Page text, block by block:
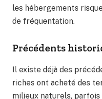
les hébergements
de fréquentation.
Précédents
Il existe déjà des
riches ont acheté des
milieux naturels, parfois